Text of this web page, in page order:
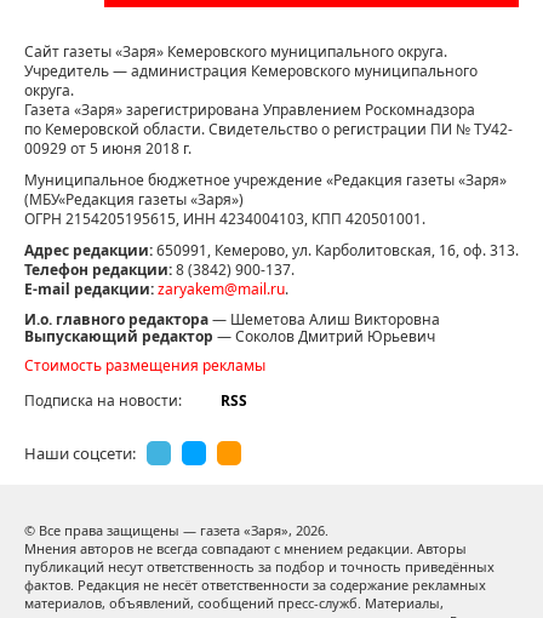
Сайт газеты «Заря» Кемеровского муниципального округа.
Учредитель — администрация Кемеровского муниципального
округа.
Газета «Заря» зарегистрирована Управлением Роскомнадзора
по Кемеровской области. Свидетельство о регистрации ПИ № ТУ42-
00929 от 5 июня 2018 г.
Муниципальное бюджетное учреждение «Редакция газеты «Заря»
(МБУ«Редакция газеты «Заря»)
ОГРН 2154205195615, ИНН 4234004103, КПП 420501001.
Адрес редакции:650991, Кемерово, ул. Карболитовская, 16, оф. 313.
Телефон редакции:8 (3842) 900-137.
E-mail редакции:zaryakem@mail.ru.
И.о. главного редактора— Шеметова Алиш Викторовна
Выпускающий редактор — Соколов Дмитрий Юрьевич
Стоимость размещения рекламы
Подписка на новости:
RSS
Наши соцсети:
© Все права защищены — газета «Заря», 2026.
Мнения авторов не всегда совпадают с мнением редакции. Авторы
публикаций несут ответственность за подбор и точность приведённых
фактов. Редакция не несёт ответственности за содержание рекламных
материалов, объявлений, сообщений пресс-служб. Материалы,